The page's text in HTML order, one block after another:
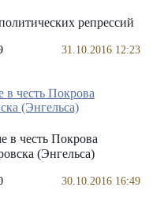
репрессий
31.10.2016 12:23
в честь Покрова
(Энгельса)
30.10.2016 16:49